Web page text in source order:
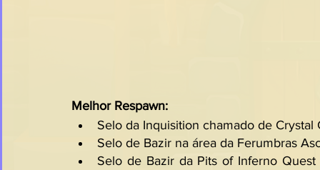
Melhor Respawn:
Selo da Inquisition chamado de
Selo de Bazir na área da Ferumbras
Selo de Bazir da Pits of Inferno